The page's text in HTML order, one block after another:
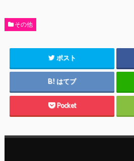
その他
ポスト
はてブ
Pocket